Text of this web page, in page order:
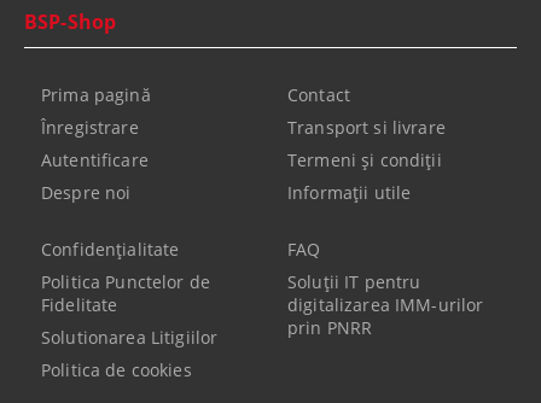
BSP-Shop
Prima pagină
Înregistrare
Autentificare
Despre noi
Contact
Transport si livrare
Termeni şi condiţii
Informaţii utile
Confidenţialitate
Politica Punctelor de
Fidelitate
Solutionarea Litigiilor
Politica de cookies
FAQ
Soluții IT pentru
digitalizarea IMM-urilor
prin PNRR